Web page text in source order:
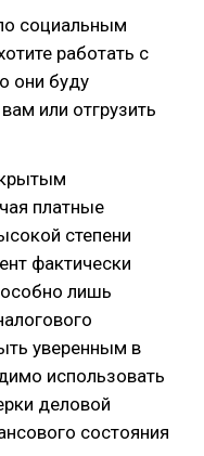
социальным
работать с
они буду
или отгрузить
платные
степени
фактически
лишь
уверенным в
использовать
деловой
состояния